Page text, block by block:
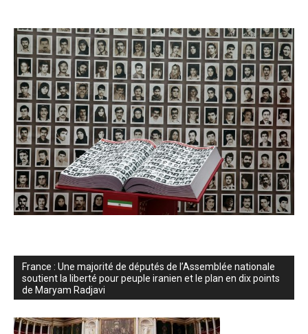
France : Une majorité de députés de l’Assemblée nationale
soutient la liberté pour peuple iranien et le plan en dix points
de Maryam Radjavi